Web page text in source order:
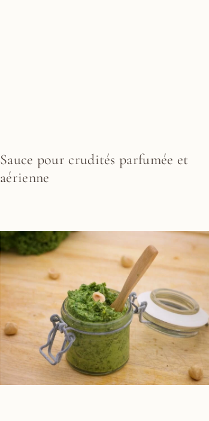
Sauce pour crudités parfumée et
aérienne